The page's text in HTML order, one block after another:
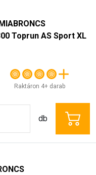
Toprun AS Sport XL
Raktáron 4+ darab
db